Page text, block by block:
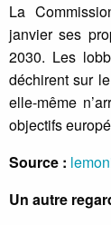
La
janvier ses
2030. Les
déchirent sur
elle-même
objectifs
Source :
Un autre